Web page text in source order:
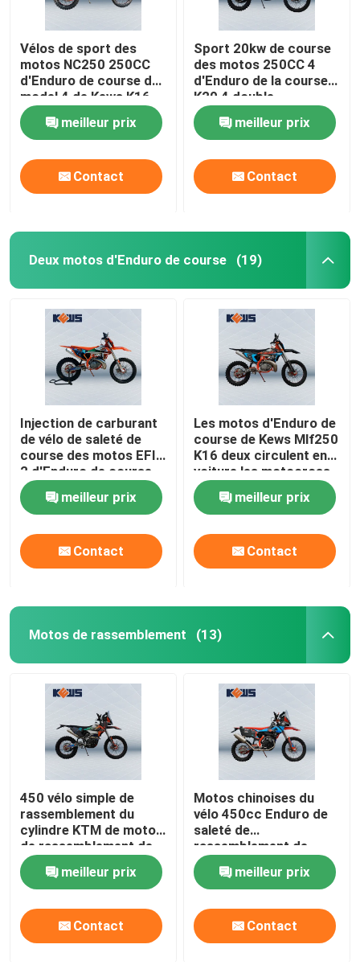
Vélos de sport des
motos NC250 250CC
d'Enduro de course du
model 4 de Kews K16
doubles
meilleur prix
Contact
Sport 20kw de course
des motos 250CC 4
d'Enduro de la course
K20 4 double
meilleur prix
Contact
Deux motos d'Enduro de course (19)
Injection de carburant
de vélo de saleté de
course des motos EFI
2 d'Enduro de course
de Kews deux
meilleur prix
Contact
Les motos d'Enduro de
course de Kews Mlf250
K16 deux circulent en
voiture les motocross
250CC 2T
meilleur prix
Contact
Motos de rassemblement (13)
450 vélo simple de
rassemblement du
cylindre KTM de motos
de rassemblement de
cc NC450
meilleur prix
Contact
Motos chinoises du
vélo 450cc Enduro de
saleté de
rassemblement de
moto de NC450 Off
Road meilleur prix
Contact